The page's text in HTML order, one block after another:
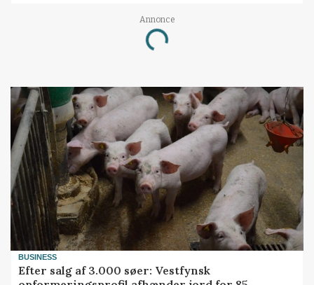
Annonce
Loading...
BUSINESS
Efter salg af 3.000 søer: Vestfynsk